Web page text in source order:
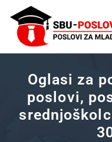
Oglasi za
poslovi,